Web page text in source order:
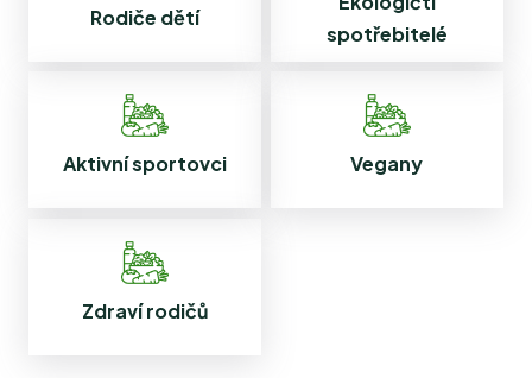
Rodiče dětí
spotřebitelé
Aktivní sportovci Vegany
Zdraví rodičů